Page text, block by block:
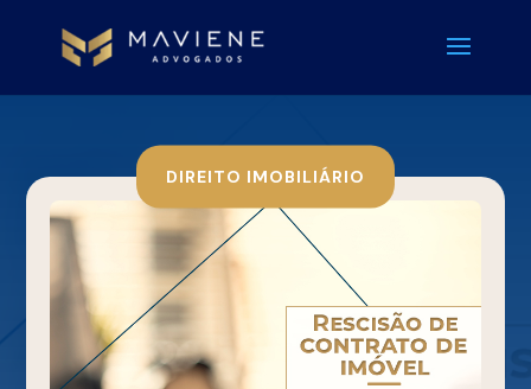
DIREITO IMOBILIÁRIO